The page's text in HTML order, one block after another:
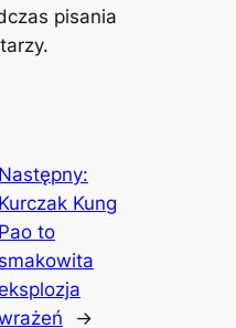
pisania
Następny:
Kurczak Kung
Pao to
smakowita
→